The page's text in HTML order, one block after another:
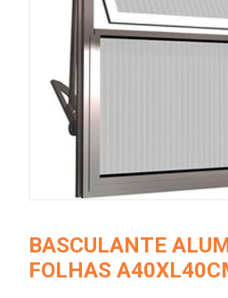
BASCULANTE
FOLHAS